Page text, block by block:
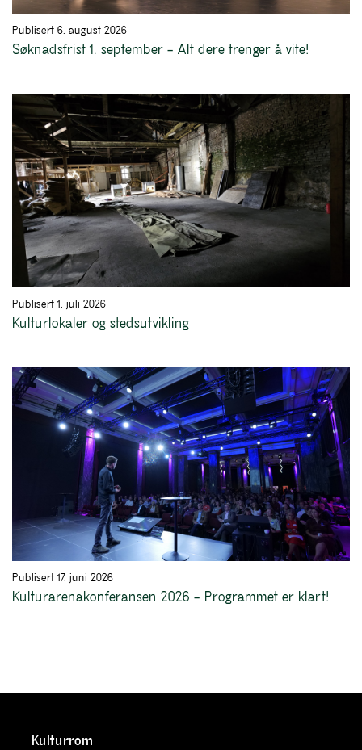
Publisert 6. august 2026
Søknadsfrist 1. september – Alt dere trenger å vite!
Publisert 1. juli 2026
Kulturlokaler og stedsutvikling
Publisert 17. juni 2026
Kulturarenakonferansen 2026 – Programmet er klart!
Kulturrom